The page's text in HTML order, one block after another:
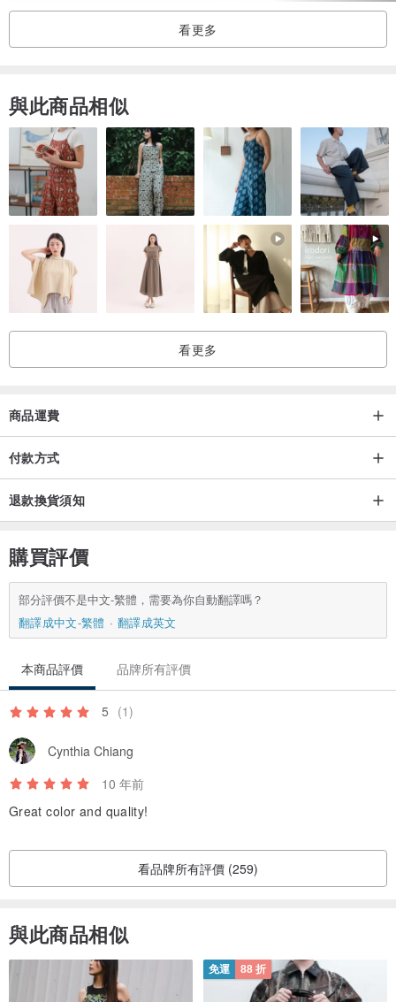
看更多
與此商品相似
看更多
商品運費
付款方式
退款換貨須知
購買評價
部分評價不是中文-繁體，需要為你自動翻譯嗎？
翻譯成中文-繁體
翻譯成英文
本商品評價 品牌所有評價
5 (1)
Cynthia Chiang
10 年前
Great color and quality!
看品牌所有評價 (259)
與此商品相似
免運 88 折